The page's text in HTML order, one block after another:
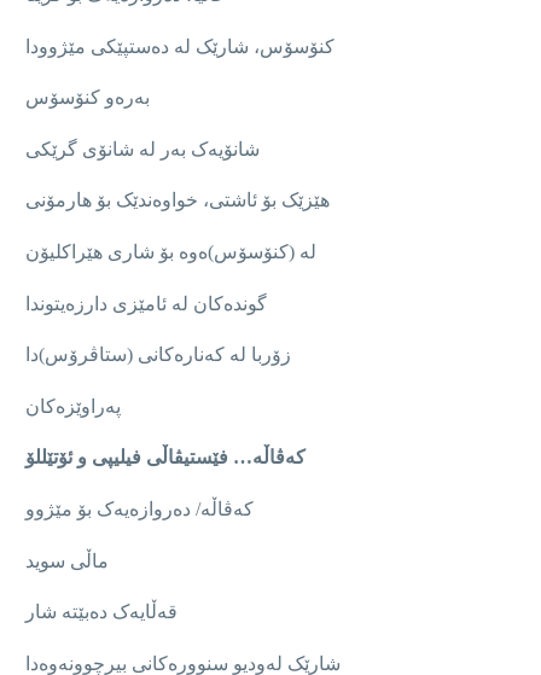
کنۆسۆس، شارێک لە دەستپێکی مێژوودا
بەرەو کنۆسۆس
شانۆیەک بەر لە شانۆی گرێکی
هێزێک بۆ ئاشتی، خواوەندێک بۆ هارمۆنی
لە (کنۆسۆس)ەوە بۆ شاری هێراکلیۆن
گوندەکان لە ئامێزی دارزەیتوندا
زۆربا لە کەنارەکانی (ستاڤرۆس)دا
پەراوێزەکان
کەڤاڵە… فێستیڤاڵی فیلیپی و ئۆتێللۆ
کەڤاڵە/ دەروازەیەک بۆ مێژوو
ماڵی سوید
قەڵایەک دەبێتە شار
شارێک لەودیو سنوورەکانی بیرچوونەوەدا